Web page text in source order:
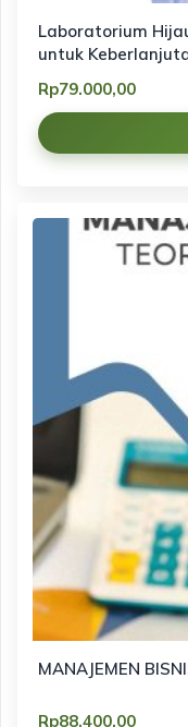
Laboratorium
untuk
Rp79.000,00
MANAJEMEN
Rp88.400,00